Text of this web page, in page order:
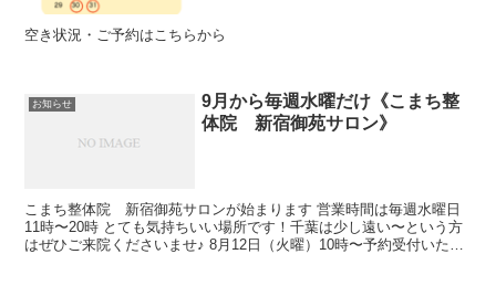
空き状況・ご予約はこちらから
お知らせ
9月から毎週水曜だけ《こまち整
体院 新宿御苑サロン》
こまち整体院 新宿御苑サロンが始まります 営業時間は毎週水曜日
11時〜20時 とても気持ちいい場所です！千葉は少し遠い〜という方
はぜひご来院くださいませ♪ 8月12日（火曜）10時〜予約受付いたし